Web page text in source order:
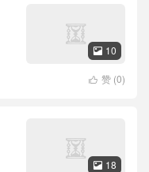
 10
 赞 (0)
 18